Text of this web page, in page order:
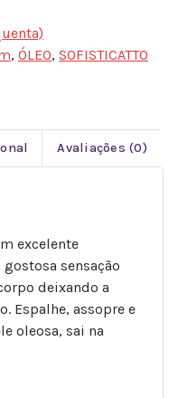
, ÓLEO, SOFISTICATTO
Avaliações (0)
excelente
sensação
deixando a
Espalhe, assopre e
oleosa, sai na